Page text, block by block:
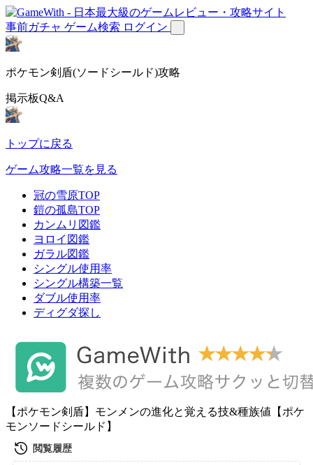
事前ガチャ ゲーム検索 ログイン
ポケモン剣盾(ソードシールド)攻略
掲示板Q&A
トップに戻る
ゲーム攻略一覧を見る
冠の雪原TOP
鎧の孤島TOP
カンムリ図鑑
ヨロイ図鑑
ガラル図鑑
シングル使用率
シングル構築一覧
ダブル使用率
ディグダ探し
【ポケモン剣盾】モンメンの進化と覚える技&種族値【ポケ
モンソードシールド】